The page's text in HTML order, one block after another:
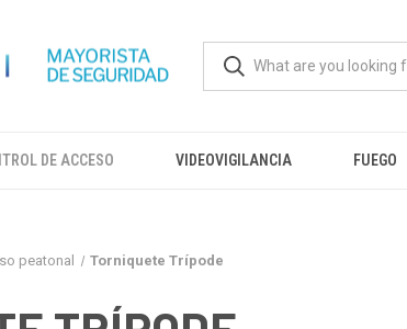
DE ACCESO VIDEOVIGILANCIA FUEGO
peatonal Torniquete Trípode